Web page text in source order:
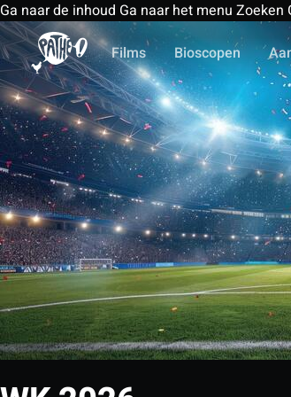
Ga naar de inhoud Ga naar het menu Zoeken
Films
Bioscopen